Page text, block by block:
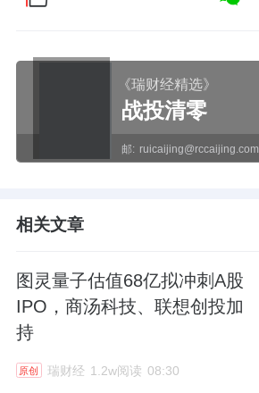
《瑞财经精选》
战投清零
邮: ruicaijing@rccaijing.com
相关文章
图灵量子估值68亿拟冲刺A股
IPO，商汤科技、联想创投加
持
原创 瑞财经 1.2w阅读 08:30